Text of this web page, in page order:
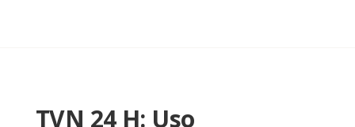
TVN 24 H: Uso